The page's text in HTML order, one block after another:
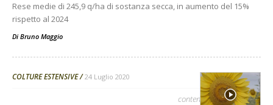
Rese medie di 245,9 q/ha di sostanza secca, in aumento del 15%
rispetto al 2024
Di Bruno Maggio
COLTURE ESTENSIVE 24 Luglio 2020
contenuto sponsorizzato